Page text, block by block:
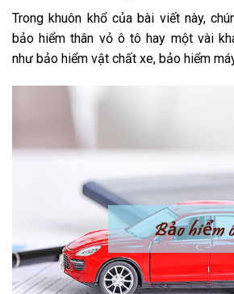
Trong khuôn khổ của bài viết này,
bảo hiểm thân vỏ ô tô hay một vài
như bảo hiểm vật chất xe, bảo hiểm